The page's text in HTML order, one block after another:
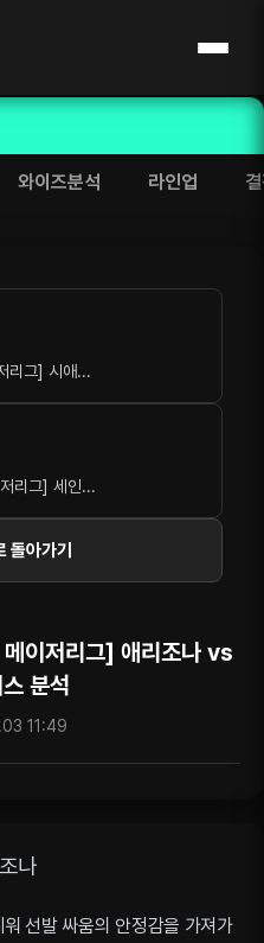
와이즈분석 라인업
그] 시애...
리그] 세인...
돌아가기
이저리그] 애리조나 vs
분석
11:49
나
선발 싸움의 안정감을 가져가